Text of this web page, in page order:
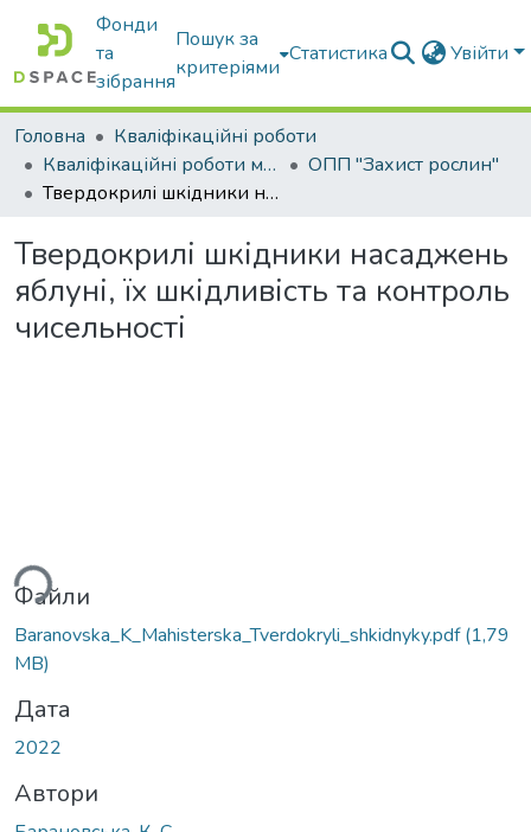
Фонди
та
зібрання
Пошук за
критеріями
Статистика Увійти
Головна
Кваліфікаційні роботи
Кваліфікаційні роботи магістрів
ОПП "Захист рослин"
Твердокрилі шкідники насаджень яблуні, їх шкідливість та контроль чисельності
Твердокрилі шкідники насаджень
яблуні, їх шкідливість та контроль
чисельності
Файли
Baranovska_K_Мahisterska_Tverdokryli_shkidnyky.pdf(1,79
MB)
Дата
2022
Автори